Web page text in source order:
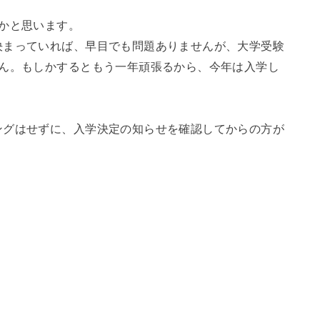
と思います。
っていれば、早目でも問題ありませんが、大学受験
。もしかするともう一年頑張るから、今年は入学し
はせずに、入学決定の知らせを確認してからの方が